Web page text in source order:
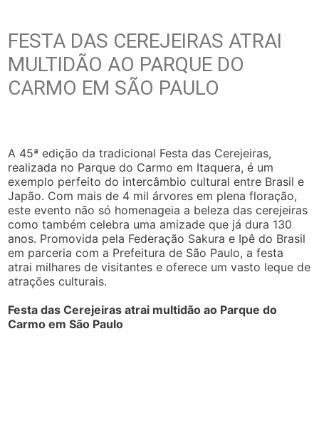
FESTA DAS CEREJEIRAS ATRAI
MULTIDÃO AO PARQUE DO
CARMO EM SÃO PAULO
A 45ª edição da tradicional Festa das Cerejeiras,
realizada no Parque do Carmo em Itaquera, é um
exemplo perfeito do intercâmbio cultural entre Brasil e
Japão. Com mais de 4 mil árvores em plena floração,
este evento não só homenageia a beleza das cerejeiras
como também celebra uma amizade que já dura 130
anos. Promovida pela Federação Sakura e Ipê do Brasil
em parceria com a Prefeitura de São Paulo, a festa
atrai milhares de visitantes e oferece um vasto leque de
atrações culturais.
Festa das Cerejeiras atrai multidão ao Parque do
Carmo em São Paulo